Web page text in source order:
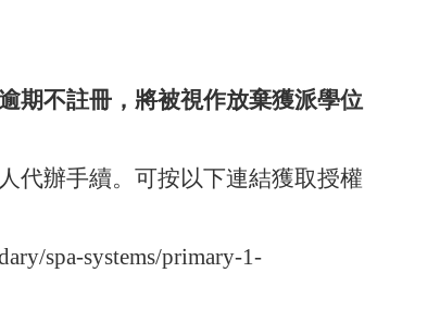
期不註冊，將被視作放棄獲派學位
人代辦手續。可按以下連結獲取授權
spa-systems/primary-1-